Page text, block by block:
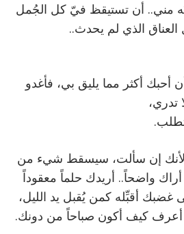
مني.. أن تستيقظ فيّ كل الجُمل
العناق الذي لم يحدث..
أحبك أكثر مما يليق بي، فأغدو
تدري،
لأنك إن سألت، سيسقط شيء من
أراك واضحاً.. أريدك حلماً معقوداً
أقبِّله كمن يُقبل يد الليل،
أعرف كيف أكون صباحاً من دونك.